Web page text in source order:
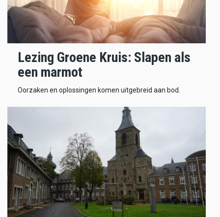
Lezing Groene Kruis: Slapen als
een marmot
Oorzaken en oplossingen komen uitgebreid aan bod.